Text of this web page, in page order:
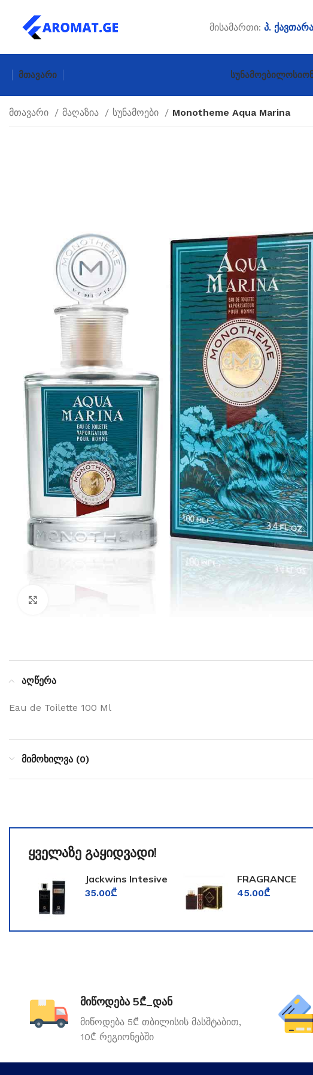
მისამართი: პ.
Მთავარი Სუნამოები
მთავარი მაღაზია სუნამოები Monotheme Aqua Marina
აღწერა
Eau de Toilette 100 Ml
მიმოხილვა (0)
ყველაზე გაყიდვადი!
Jackwins Intesive
for Men
35.00₾
FRAGRANCE
WORLD
TOOMFORD
45.00₾
მიწოდება 5₾_დან
მიწოდება 5₾ თბილისის მასშტაბით,
10₾ რეგიონებში